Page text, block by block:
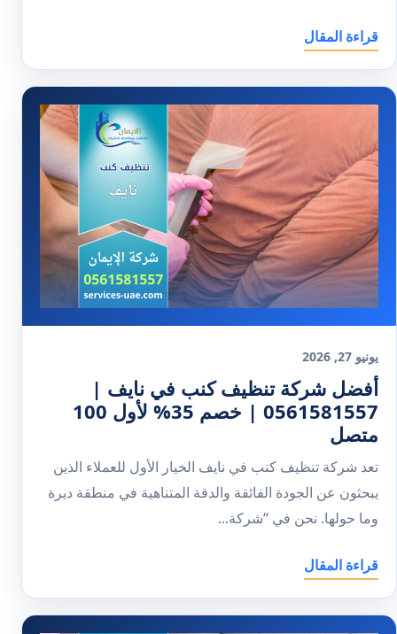
قراءة المقال
يونيو 27, 2026
أفضل شركة تنظيف كنب في نايف |
0561581557 | خصم 35% لأول 100
متصل
تعد شركة تنظيف كنب في نايف الخيار الأول للعملاء الذين
يبحثون عن الجودة الفائقة والدقة المتناهية في منطقة ديرة
وما حولها. نحن في “شركة...
قراءة المقال